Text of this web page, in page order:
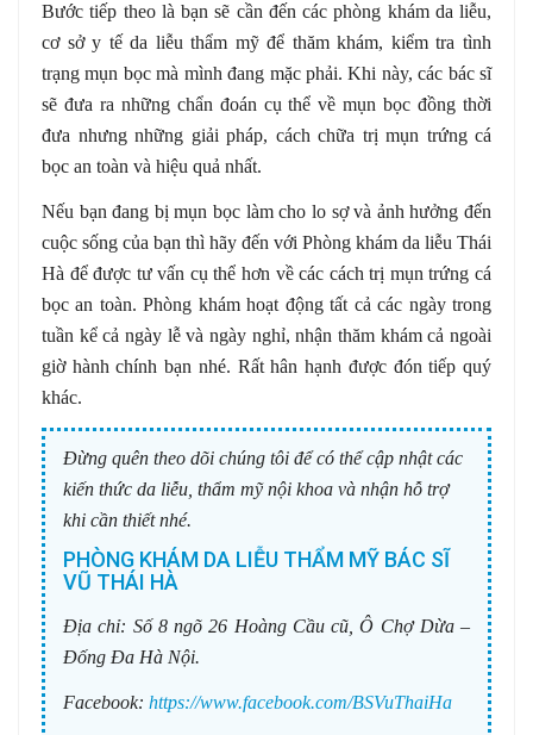
Bước tiếp theo là bạn sẽ cần đến các phòng khám da liễu,
cơ sở y tế da liễu thẩm mỹ để thăm khám, kiểm tra tình
trạng mụn bọc mà mình đang mặc phải. Khi này, các bác sĩ
sẽ đưa ra những chẩn đoán cụ thể về mụn bọc đồng thời
đưa nhưng những giải pháp, cách chữa trị mụn trứng cá
bọc an toàn và hiệu quả nhất.
Nếu bạn đang bị mụn bọc làm cho lo sợ và ảnh hưởng đến
cuộc sống của bạn thì hãy đến với Phòng khám da liễu Thái
Hà để được tư vấn cụ thể hơn về các cách trị mụn trứng cá
bọc an toàn. Phòng khám hoạt động tất cả các ngày trong
tuần kể cả ngày lễ và ngày nghỉ, nhận thăm khám cả ngoài
giờ hành chính bạn nhé. Rất hân hạnh được đón tiếp quý
khác.
Đừng quên theo dõi chúng tôi để có thể cập nhật các
kiến thức da liễu, thẩm mỹ nội khoa và nhận hỗ trợ
khi cần thiết nhé.
PHÒNG KHÁM DA LIỄU THẨM MỸ BÁC SĨ
VŨ THÁI HÀ
Địa chỉ: Số 8 ngõ 26 Hoàng Cầu cũ, Ô Chợ Dừa –
Đống Đa Hà Nội.
Facebook: https://www.facebook.com/BSVuThaiHa